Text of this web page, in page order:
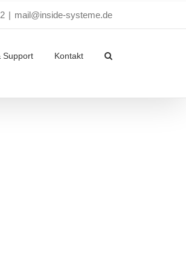
| mail@inside-systeme.de
Support Kontakt